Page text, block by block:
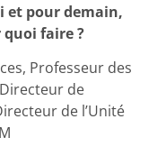
et pour demain,
faire ?
Professeur des
de
de l’Unité